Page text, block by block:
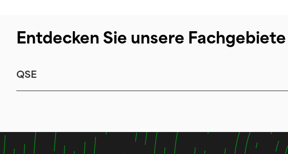
Entdecken Sie unsere Fachgebiete
QSE